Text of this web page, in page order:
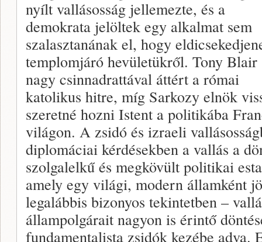
nyílt vallásosság jellemezte, és a
demokrata jelöltek egy alkalmat sem
szalasztanának el, hogy
templomjáró hevületükről. Tony Blair
nagy csinnadrattával áttért a római
katolikus hitre, míg Sarkozy elnök
szeretné hozni Istent a politikába
világon. A zsidó és izraeli
diplomáciai kérdésekben a vallás a
szolgalelkű és megkövült politikai
amely egy világi, modern államként
legalábbis bizonyos tekintetben –
állampolgárait nagyon is érintő
fundamentalista zsidók kezébe adva.